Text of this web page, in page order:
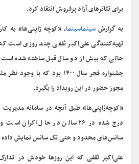
برای تئاترهای آزاد پرفروش انتقاد کرد.
به گزارشسینماسینما، «کوچه ژاپنی‌ها» به
تهیه‌کنندگی علی‌اکبر ثقفی چند روزی است که
حالی که بیش از دو سال قبل ساخته شده
جشنواره فجر سال ۱۴۰۰ بود که
مجوز حضور در این رویداد را بگیرد.
«کوچه‌ژاپنی‌ها» طبق آنچه در سامانه
درج شده در ۲۶ سالن در حال
سانس‌های محدود و حتی تک سانس نمایش
علی‌اکبر ثقفی که این روزها خودش در